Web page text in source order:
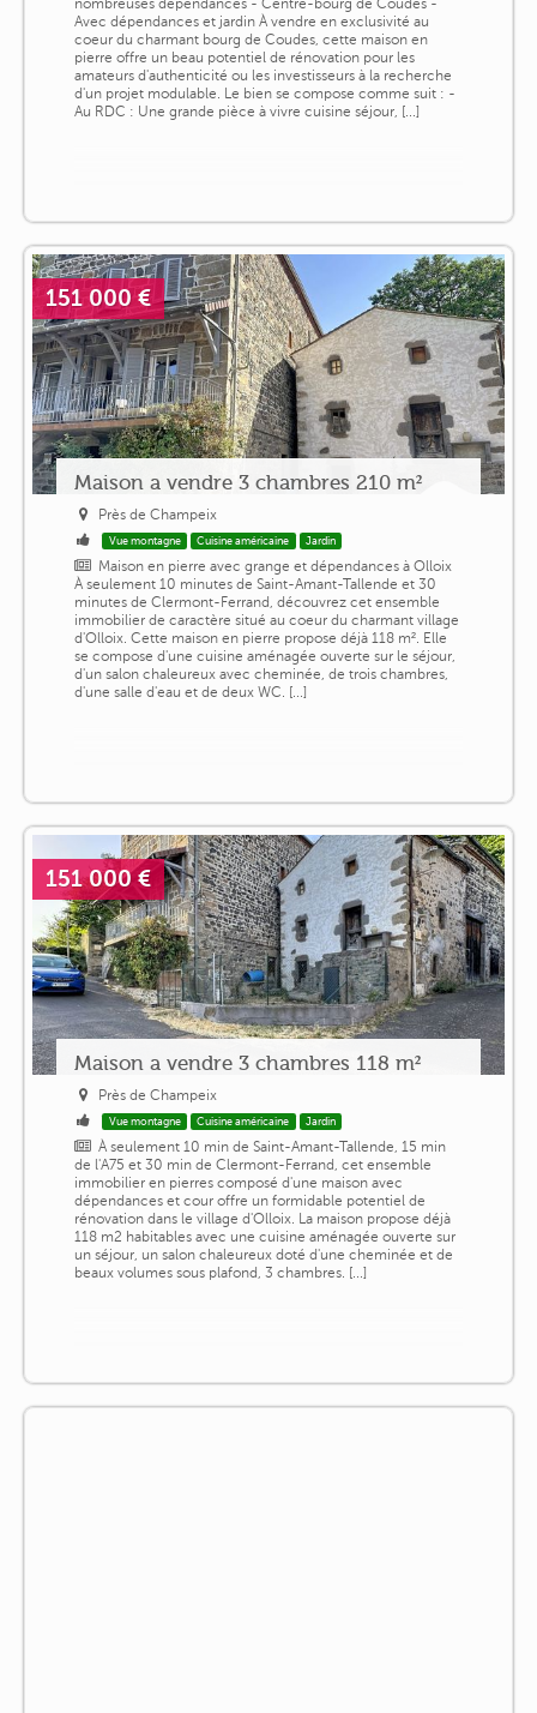
Avec dépendances et jardin À vendre en exclusivité au
coeur du charmant bourg de Coudes, cette maison en
pierre offre un beau potentiel de rénovation pour les
amateurs d'authenticité ou les investisseurs à la recherche
d'un projet modulable. Le bien se compose comme suit : -
Au RDC : Une grande pièce à vivre cuisine séjour, [...]
151 000 €
Maison a vendre 3 chambres 210 m²
Près de Champeix
Vue montagne Cuisine américaine Jardin
Maison en pierre avec grange et dépendances à Olloix
À seulement 10 minutes de Saint-Amant-Tallende et 30
minutes de Clermont-Ferrand, découvrez cet ensemble
immobilier de caractère situé au coeur du charmant village
d'Olloix. Cette maison en pierre propose déjà 118 m². Elle
se compose d'une cuisine aménagée ouverte sur le séjour,
d'un salon chaleureux avec cheminée, de trois chambres,
d'une salle d'eau et de deux WC. [...]
151 000 €
Maison a vendre 3 chambres 118 m²
Près de Champeix
Vue montagne Cuisine américaine Jardin
À seulement 10 min de Saint-Amant-Tallende, 15 min
de l'A75 et 30 min de Clermont-Ferrand, cet ensemble
immobilier en pierres composé d'une maison avec
dépendances et cour offre un formidable potentiel de
rénovation dans le village d'Olloix. La maison propose déjà
118 m2 habitables avec une cuisine aménagée ouverte sur
un séjour, un salon chaleureux doté d'une cheminée et de
beaux volumes sous plafond, 3 chambres. [...]